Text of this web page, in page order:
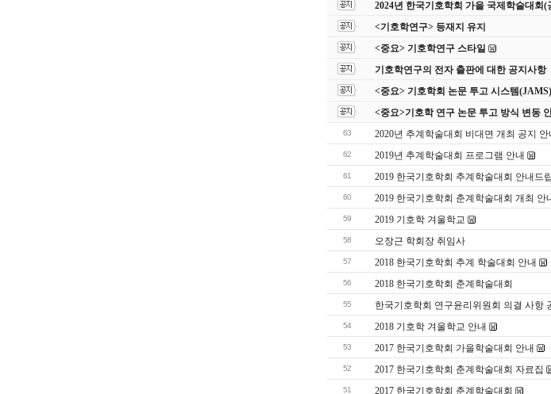
2024년 한국기호학회 가을 국제학술대회(
<기호학연구> 등재지 유지
<중요> 기호학연구 스타일
기호학연구의 전자 출판에 대한 공지사항
<중요> 기호학회 논문 투고 시스템(JAMS)
<중요>기호학 연구 논문 투고 방식 변동
63 2020년 추계학술대회 비대면 개최 공지
62 2019년 추계학술대회 프로그램 안내
61 2019 한국기호학회 추계학술대회 안내드
60 2019 한국기호학회 춘계학술대회 개최 안
59 2019 기호학 겨울학교
58 오장근 학회장 취임사
57 2018 한국기호학회 추계 학술대회 안내
56 2018 한국기호학회 춘계학술대회
55 한국기호학회 연구윤리위원회 의결 사항
54 2018 기호학 겨울학교 안내
53 2017 한국기호학회 가을학술대회 안내
52 2017 한국기호학회 춘계학술대회 자료집
51 2017 한국기호학회 춘계학술대회